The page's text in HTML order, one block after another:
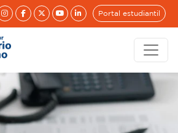
Portal estudiantil